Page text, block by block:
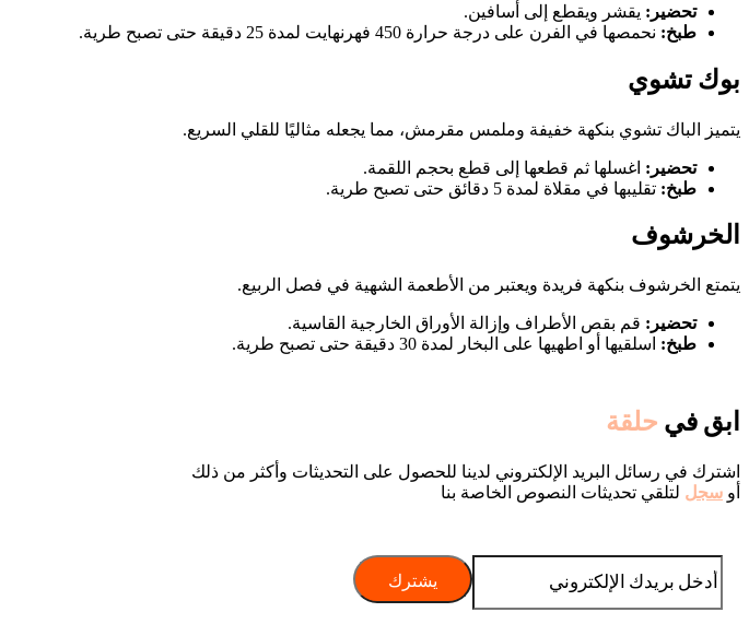
تحضير: يقشر ويقطع إلى أسافين.
طبخ: نحمصها في الفرن على درجة حرارة 450 فهرنهايت لمدة 25 دقيقة حتى تصبح طرية.
بوك تشوي
يتميز الباك تشوي بنكهة خفيفة وملمس مقرمش، مما يجعله مثاليًا للقلي السريع.
تحضير: اغسلها ثم قطعها إلى قطع بحجم اللقمة.
طبخ: تقليبها في مقلاة لمدة 5 دقائق حتى تصبح طرية.
الخرشوف
يتمتع الخرشوف بنكهة فريدة ويعتبر من الأطعمة الشهية في فصل الربيع.
تحضير: قم بقص الأطراف وإزالة الأوراق الخارجية القاسية.
طبخ: اسلقيها أو اطهيها على البخار لمدة 30 دقيقة حتى تصبح طرية.
ابق في حلقة
اشترك في رسائل البريد الإلكتروني لدينا للحصول على التحديثات وأكثر من ذلك
أو سجل لتلقي تحديثات النصوص الخاصة بنا